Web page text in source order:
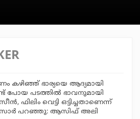
കഴിഞ്ഞ് ഭാര്യയെ ആദ്യമായി
പോയ പടത്തില്‍ ഭാവനുമായി
ഫിലിം വെട്ടി ഒട്ടിച്ചതാണെന്ന്
പറഞ്ഞു: ആസിഫ് അലി